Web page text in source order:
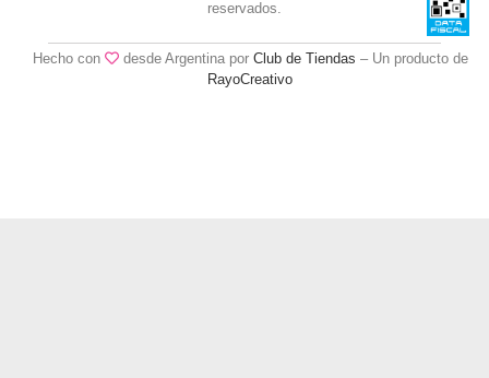
reservados.
Hecho con desde Argentina por Club de Tiendas – Un producto de
RayoCreativo